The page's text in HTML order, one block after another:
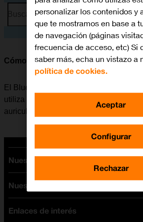
Busca por problema o tema
Cómo vincular un dispositivo
El Bluetooth es una forma de conexión
utiliza para establecer conexión con,
auriculares inalámbricos o un teclado.
Nuestras tarifas
Tarifas Orange
Tarifas fibra y móvil
Tarifas móviles
Nuestros dispositivos
Ofertas en móviles
Enlaces de interés
personalizar los contenidos y
que te mostramos en base a
de navegación (páginas
frecuencia de acceso, etc) Si
saber más, echa un vistazo a
política de cookies.
Configurar
Rechazar
Aceptar